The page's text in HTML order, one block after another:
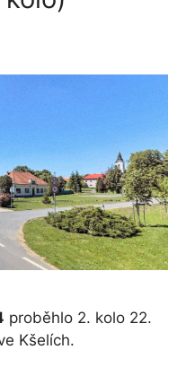
proběhlo 2. kolo 22.
Kšelích.